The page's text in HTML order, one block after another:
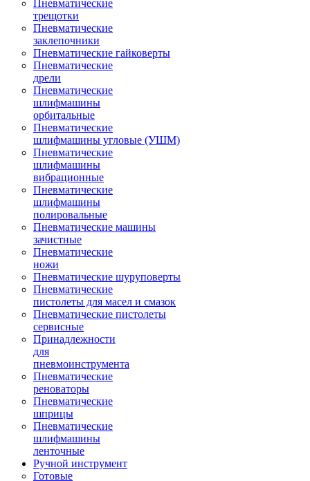
Пневматические
трещотки
Пневматические
заклепочники
Пневматические гайковерты
Пневматические
дрели
Пневматические
шлифмашины
орбитальные
Пневматические
шлифмашины угловые (УШМ)
Пневматические
шлифмашины
вибрационные
Пневматические
шлифмашины
полировальные
Пневматические машины
зачистные
Пневматические
ножи
Пневматические шуруповерты
Пневматические
пистолеты для масел и смазок
Пневматические пистолеты
сервисные
Принадлежности
для
пневмоинструмента
Пневматические
реноваторы
Пневматические
шприцы
Пневматические
шлифмашины
ленточные
Ручной инструмент
Готовые